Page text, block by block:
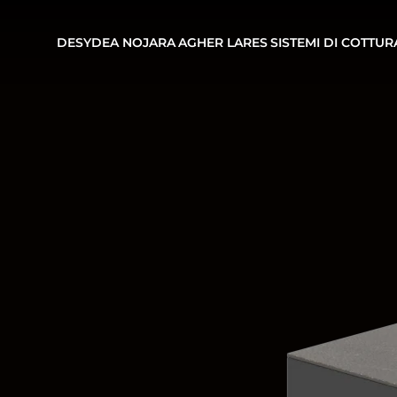
DESYDEA NOJARAAGHER LARESSISTEMI DI